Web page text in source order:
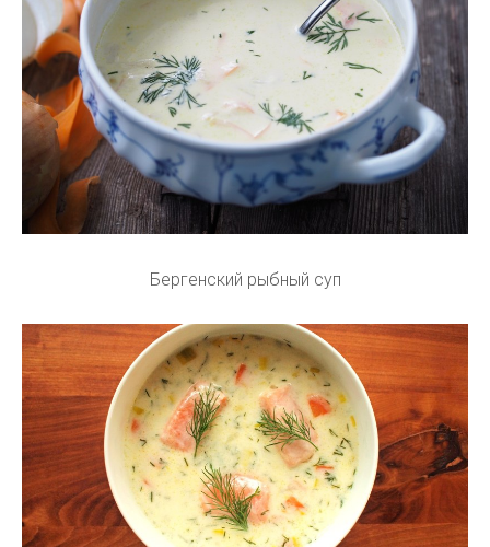
Бергенский рыбный суп